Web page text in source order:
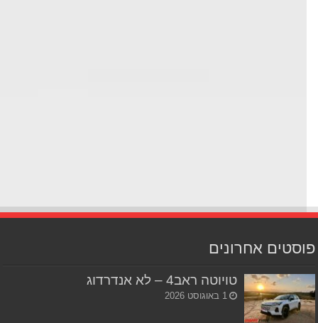
אחרונים
טויוטה ראב4 – לא אנדרדוג
1 באוגוסט 2026